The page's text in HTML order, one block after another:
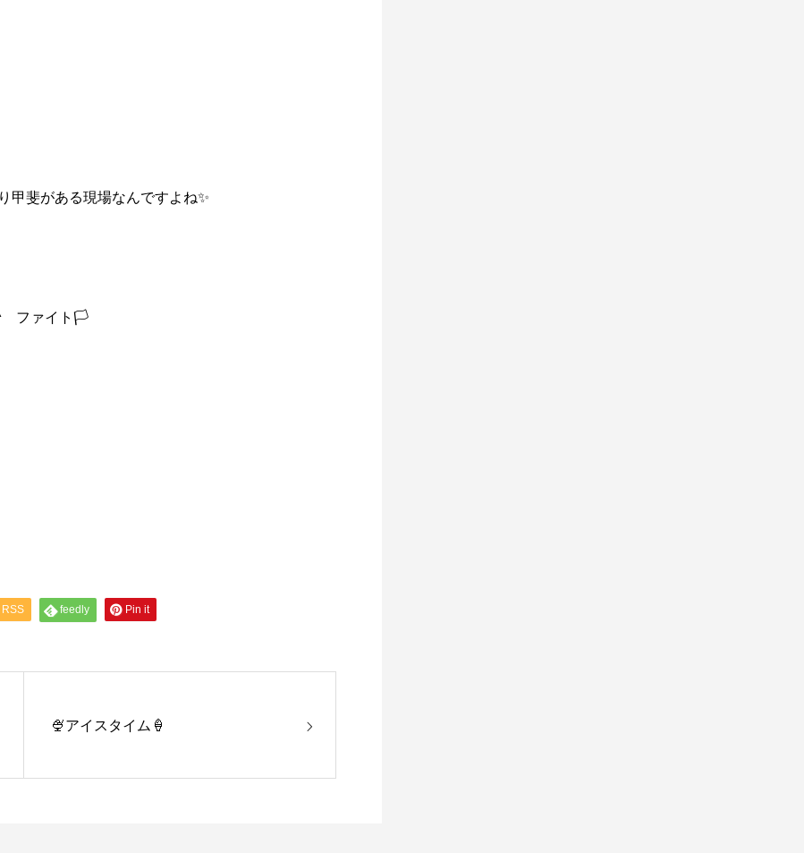
甲斐がある現場なんですよね✨
ゞファイト🏳
RSS feedly Pin it
🍨アイスタイム🍦